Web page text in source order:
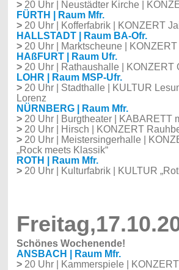
>20 Uhr | Neustädter Kirche |
FÜRTH | Raum Mfr.
>20 Uhr | Kofferfabrik | KONZERT
HALLSTADT | Raum BA-Ofr.
>20 Uhr | Marktscheune | KONZERT
HAßFURT | Raum Ufr.
>20 Uhr | Rathaushalle | KONZERT
LOHR | Raum MSP-Ufr.
>20 Uhr | Stadthalle | KULTUR
Lorenz
NÜRNBERG | Raum Mfr.
>20 Uhr | Burgtheater | KABARETT
>20 Uhr | Hirsch | KONZERT
>20 Uhr | Meistersingerhalle |
„Rock meets Klassik“
ROTH | Raum Mfr.
>20 Uhr | Kulturfabrik | KULTUR
Schönes Wochenende!
ANSBACH | Raum Mfr.
>20 Uhr | Kammerspiele |